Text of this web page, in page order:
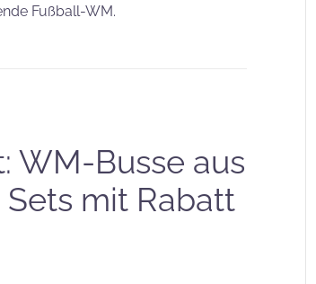
Fußball-WM.
WM-Busse aus
mit Rabatt